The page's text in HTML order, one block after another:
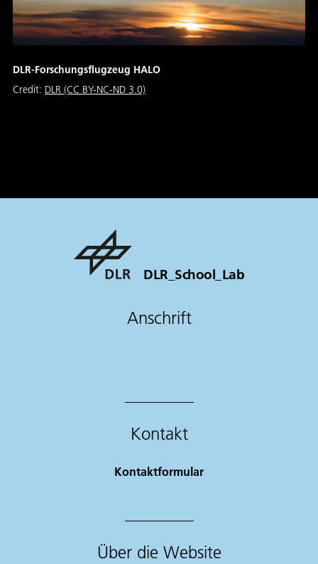
DLR-Forschungsflugzeug HALO
Credit: DLR (CC BY-NC-ND 3.0)
DLR_School_Lab
Anschrift
Kontakt
Kontaktformular
Über die Website